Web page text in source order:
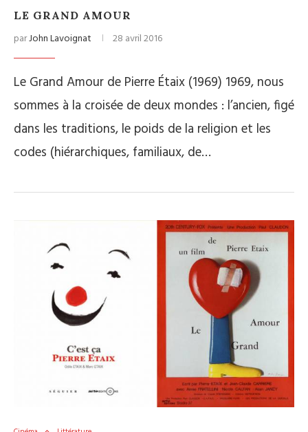
LE GRAND AMOUR
parJohn Lavoignat 28 avril 2016
Le Grand Amour de Pierre Étaix (1969) 1969, nous
sommes à la croisée de deux mondes : l’ancien, figé
dans les traditions, le poids de la religion et les
codes (hiérarchiques, familiaux, de…